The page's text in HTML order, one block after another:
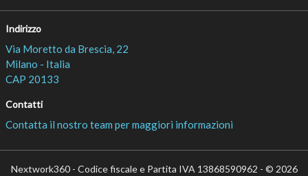
Indirizzo
Via Moretto da Brescia, 22
Milano - Italia
CAP 20133
Contatti
Contatta il nostro team per maggiori informazioni
Nextwork360 - Codice fiscale e Partita IVA 13868590962 - © 2026